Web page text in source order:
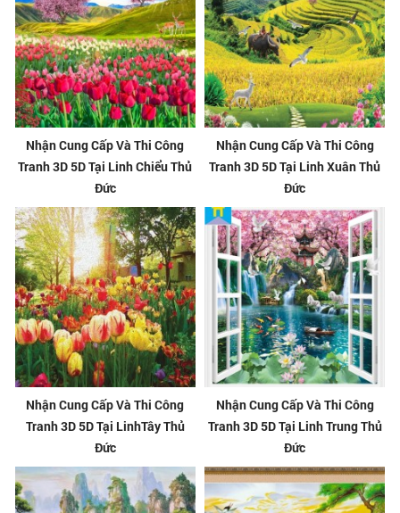
Nhận Cung Cấp Và Thi Công
Tranh 3D 5D Tại Linh Chiểu Thủ
Đức
Nhận Cung Cấp Và Thi Công
Tranh 3D 5D Tại Linh Xuân Thủ
Đức
Nhận Cung Cấp Và Thi Công
Tranh 3D 5D Tại LinhTây Thủ
Đức
Nhận Cung Cấp Và Thi Công
Tranh 3D 5D Tại Linh Trung Thủ
Đức